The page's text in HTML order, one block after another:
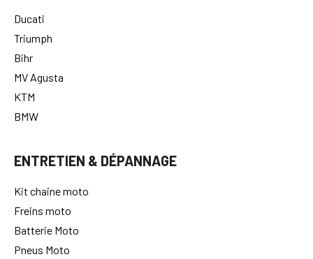
Ducati
Triumph
Bihr
MV Agusta
KTM
BMW
ENTRETIEN & DÉPANNAGE
Kit chaine moto
Freins moto
Batterie Moto
Pneus Moto